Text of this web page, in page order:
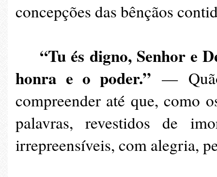
concepções das bênçãos
“Tu és digno, Senhor e
honra e o poder.” —
compreender até que, como
palavras,revestidos de
irrepreensíveis, com alegria,